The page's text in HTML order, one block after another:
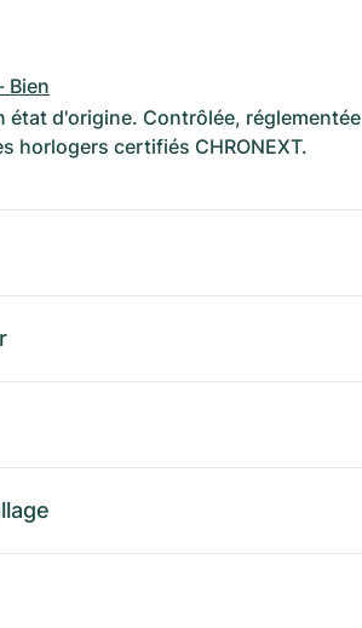
Bien
état d'origine. Contrôlée, réglementée
horlogers certifiés CHRONEXT.